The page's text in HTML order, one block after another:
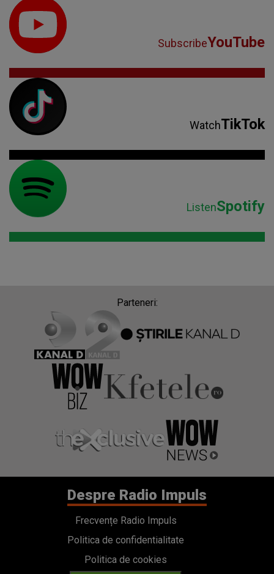
SubscribeYouTube
WatchTikTok
ListenSpotify
Parteneri:
Despre Radio Impuls
Frecvențe Radio Impuls
Politica de confidentialitate
Politica de cookies